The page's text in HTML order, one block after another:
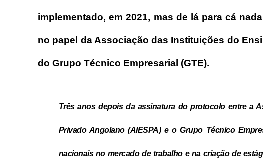
implementado, em 2021, mas de lá para cá
no papel da Associação das Instituições do
do Grupo Técnico Empresarial (GTE).
Três anos depois da assinatura do protocolo entre a
Privado Angolano (AIESPA) e o Grupo Técnico
nacionais no mercado de trabalho e na criação de